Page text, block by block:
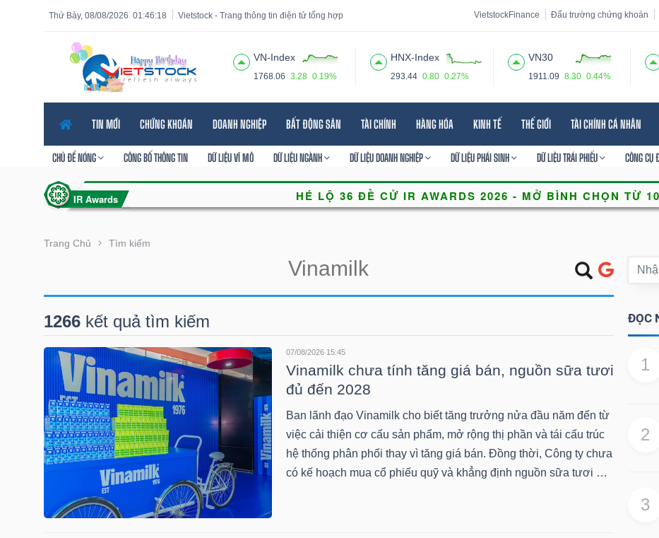
01:46:19
Thứ Bảy, 08/08/2026 Vietstock - Trang thông tin điện tử tổng hợp VietstockFinance Đấu trường chứng khoán
VN-Index
1768.06 3.28 0.19%
HNX-Index
293.44 0.80 0.27%
VN30
1911.09 8.30 0.44%
TIN MỚI CHỨNG KHOÁN DOANH NGHIỆP BẤT ĐỘNG SẢN TÀI CHÍNH HÀNG HÓA KINH TẾ THẾ GIỚI TÀI CHÍNH CÁ NHÂN
CHỦ ĐỀ NÓNG CÔNG BỐ THÔNG TIN DỮ LIỆU VĨ MÔ DỮ LIỆU NGÀNH DỮ LIỆU DOANH NGHIỆP DỮ LIỆU PHÁI SINH DỮ LIỆU TRÁI PHIẾU CÔNG CỤ
Trang Chủ Tìm kiếm
1266 kết quả tìm kiếm
07/08/2026 15:45
Vinamilk chưa tính tăng giá bán, nguồn sữa tươi
đủ đến 2028
Ban lãnh đạo Vinamilk cho biết tăng trưởng nửa đầu năm đến từ
việc cải thiện cơ cấu sản phẩm, mở rộng thị phần và tái cấu trúc
hệ thống phân phối thay vì tăng giá bán. Đồng thời, Công ty chưa
có kế hoạch mua cổ phiếu quỹ và khẳng định nguồn sữa tươi …
ĐỌC
1
2
3
Tính năng
năng
VIETSTOCK
KHOÁN
DOANH
NGHIỆP
BẤT